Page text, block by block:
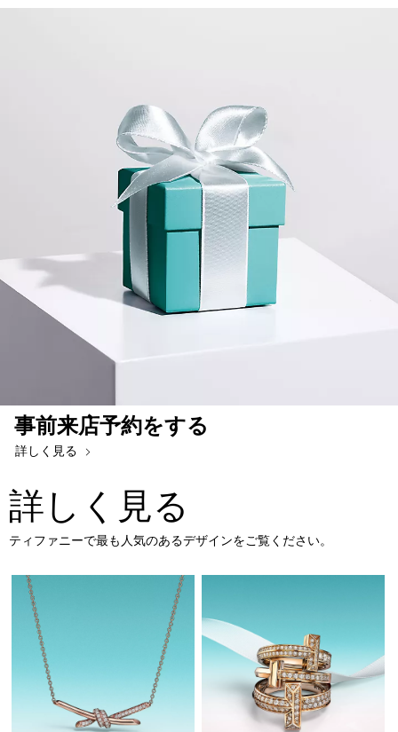
事前来店予約をする
詳しく見る
詳しく見る
ティファニーで最も人気のあるデザインをご覧ください。